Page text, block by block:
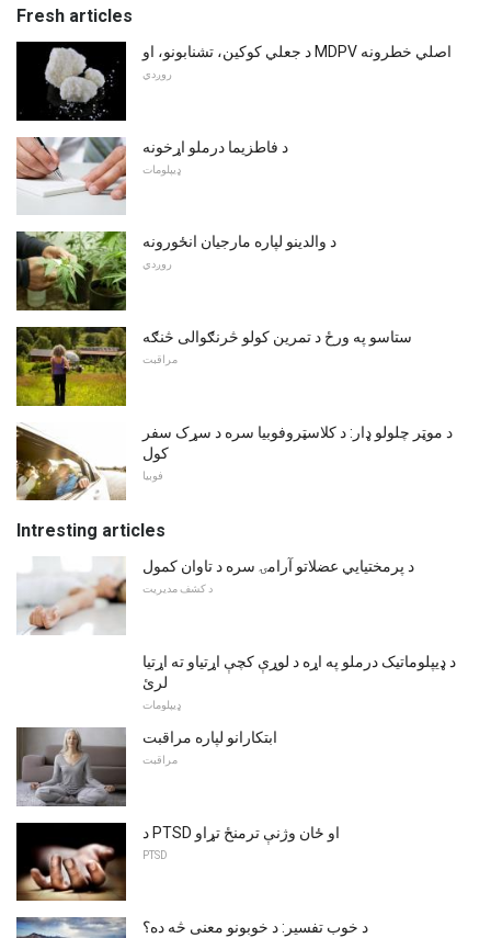
Fresh articles
د جعلي کوکین، تشنابونو، او MDPV اصلي خطرونه
روږدي
د فاطزیما درملو اړخونه
ډیپلومات
د والدینو لپاره مارجیان انځورونه
روږدي
ستاسو په ورځ د تمرین کولو څرنګوالی څنګه
مراقبت
د موټر چلولو ډار: د کلاسټروفوبیا سره د سړک سفر
کول
فوبیا
Intresting articles
د پرمختیایي عضلاتو آرامۍ سره د تاوان کمول
د کشف مدیریت
د ډیپلوماتیک درملو په اړه د لوړې کچې اړتیاو ته اړتیا
لرئ
ډیپلومات
ابتکارانو لپاره مراقبت
مراقبت
د PTSD او ځان وژنې ترمنځ تړاو
PTSD
د خوب تفسیر: د خوبونو معنی څه ده؟